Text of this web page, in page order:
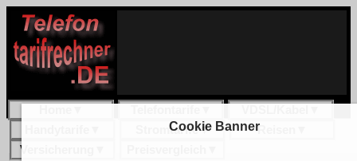
Stromtarife▼ Reisen
Versicherung
Cookie Banner